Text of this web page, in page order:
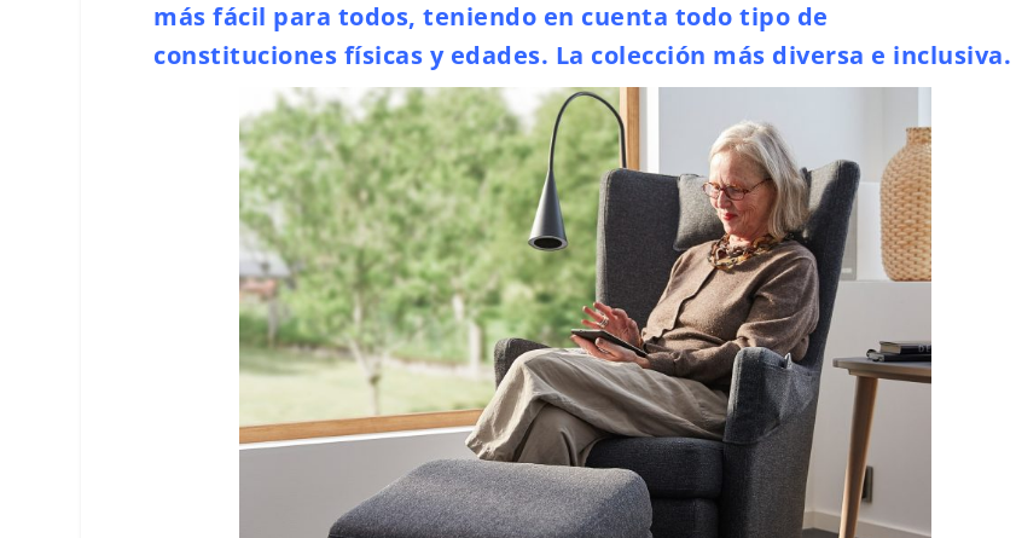
más fácil para todos, teniendo en cuenta todo tipo de
constituciones físicas y edades. La colección más diversa e inclusiva.